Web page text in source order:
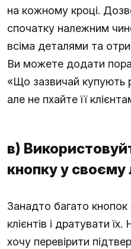
на кожному кроці.
спочатку належним
всіма деталями та
Ви можете додати
«Що зазвичай купують
але не пхайте її
в)
кнопку у своєму
Занадто багато
клієнтів і дратувати
хочу перевірити